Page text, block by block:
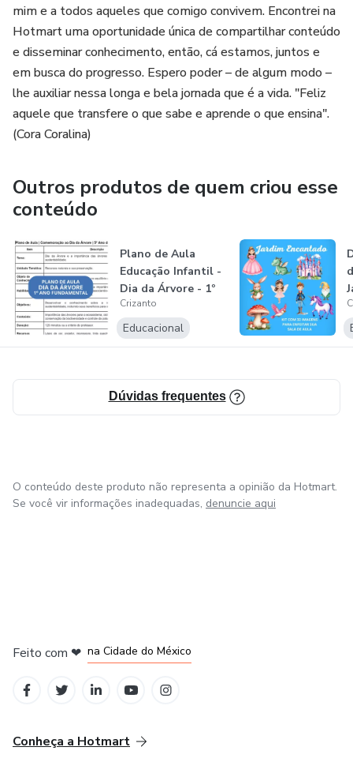
👦👧 Prepare-se para uma Aventura Educativa:
Proporcione aos seus alunos uma atividade que vai além
do convencional. Adquira agora o Baralho de Letras e
transforme a aprendizagem em uma experiência
memorável!
Ilustrado Está a Um Clique de Distância! 🃏📚
👩‍🏫 Outros termos de pesquisa: flashcards - flash cards
de alfabetização - baralho alfabeto - cartões de
alfabetização - jogos de alfabetização - cartas alfabeto -
alfabeto caixa alta
mim e a todos aqueles que comigo convivem. Encontrei na
Hotmart uma oportunidade única de compartilhar conteúdo
e disseminar conhecimento, então, cá estamos, juntos e
em busca do progresso. Espero poder – de algum modo –
lhe auxiliar nessa longa e bela jornada que é a vida. "Feliz
aquele que transfere o que sabe e aprende o que ensina".
(Cora Coralina)
Outros produtos de quem criou esse
conteúdo
Plano de Aula
Educação Infantil -
Dia da Árvore - 1º
Ano do...
Crizanto
Educacional
Dúvidas frequentes
O conteúdo deste produto não representa a opinião da Hotmart.
Se você vir informações inadequadas, denuncie aqui
Feito com ❤ na Cidade do México
Conheça a Hotmart